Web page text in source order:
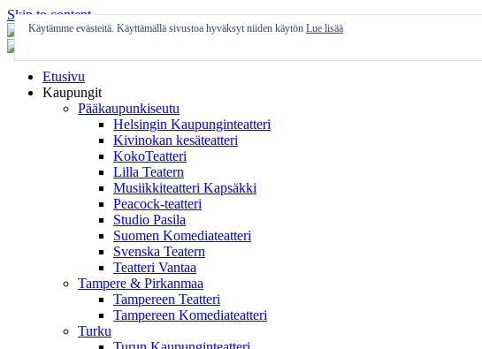
Skip to content
Etusivu
Kaupungit
Pääkaupunkiseutu
Helsingin Kaupunginteatteri
Kivinokan kesäteatteri
KokoTeatteri
Lilla Teatern
Musiikkiteatteri Kapsäkki
Peacock-teatteri
Studio Pasila
Suomen Komediateatteri
Svenska Teatern
Teatteri Vantaa
Tampere & Pirkanmaa
Tampereen Teatteri
Tampereen Komediateatteri
Turku
Käytämme evästeitä. Käyttämällä sivustoa hyväksyt niiden käytön Lue lisää